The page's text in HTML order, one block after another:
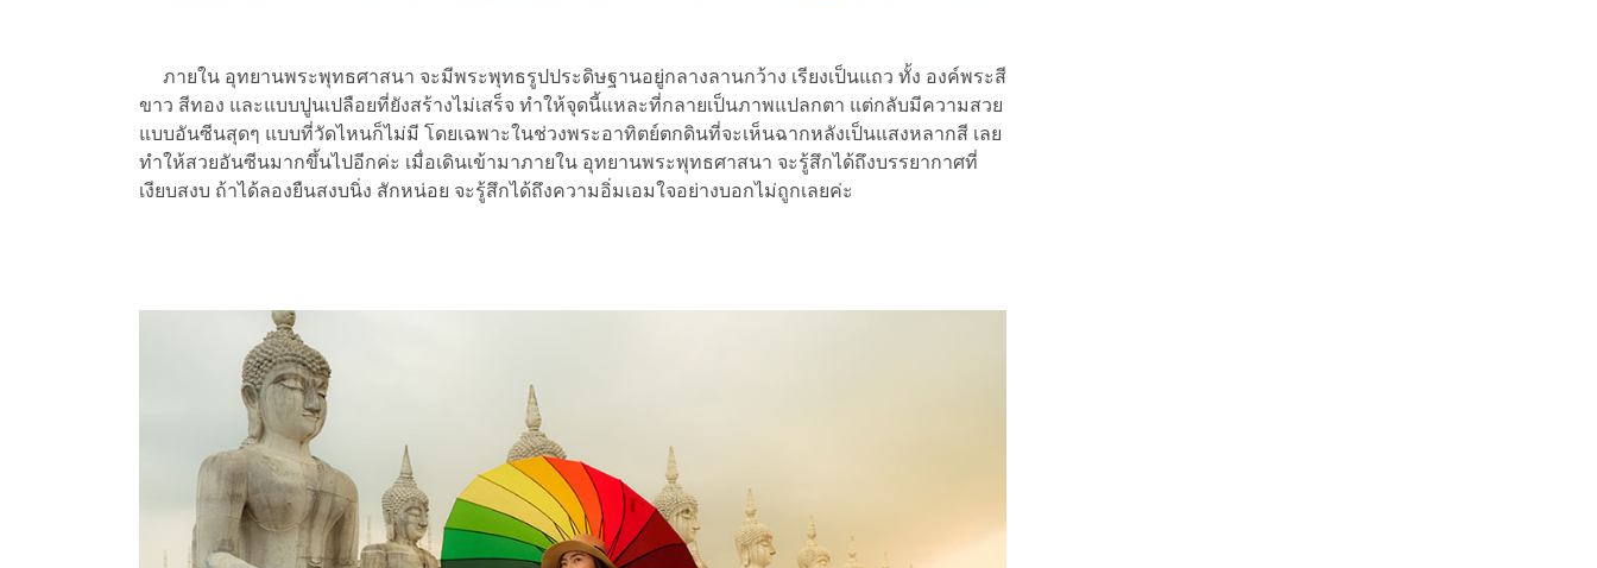
ภายใน อุทยานพระพุทธศาสนา จะมีพระพุทธรูปประดิษฐานอยู่กลางลานกว้าง เรียงเป็นแถว ทั้ง องค์พระสี
ขาว สีทอง และแบบปูนเปลือยที่ยังสร้างไม่เสร็จ ทำให้จุดนี้แหละที่กลายเป็นภาพแปลกตา แต่กลับมีความสวย
แบบอันซีนสุดๆ แบบที่วัดไหนก็ไม่มี โดยเฉพาะในช่วงพระอาทิตย์ตกดินที่จะเห็นฉากหลังเป็นแสงหลากสี เลย
ทำให้สวยอันซีนมากขึ้นไปอีกค่ะ เมื่อเดินเข้ามาภายใน อุทยานพระพุทธศาสนา จะรู้สึกได้ถึงบรรยากาศที่
เงียบสงบ ถ้าได้ลองยืนสงบนิ่ง สักหน่อย จะรู้สึกได้ถึงความอิ่มเอมใจอย่างบอกไม่ถูกเลยค่ะ